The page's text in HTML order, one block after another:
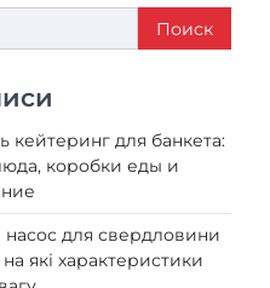
кейтеринг для банкета:
коробки еды и
для свердловини
які характеристики